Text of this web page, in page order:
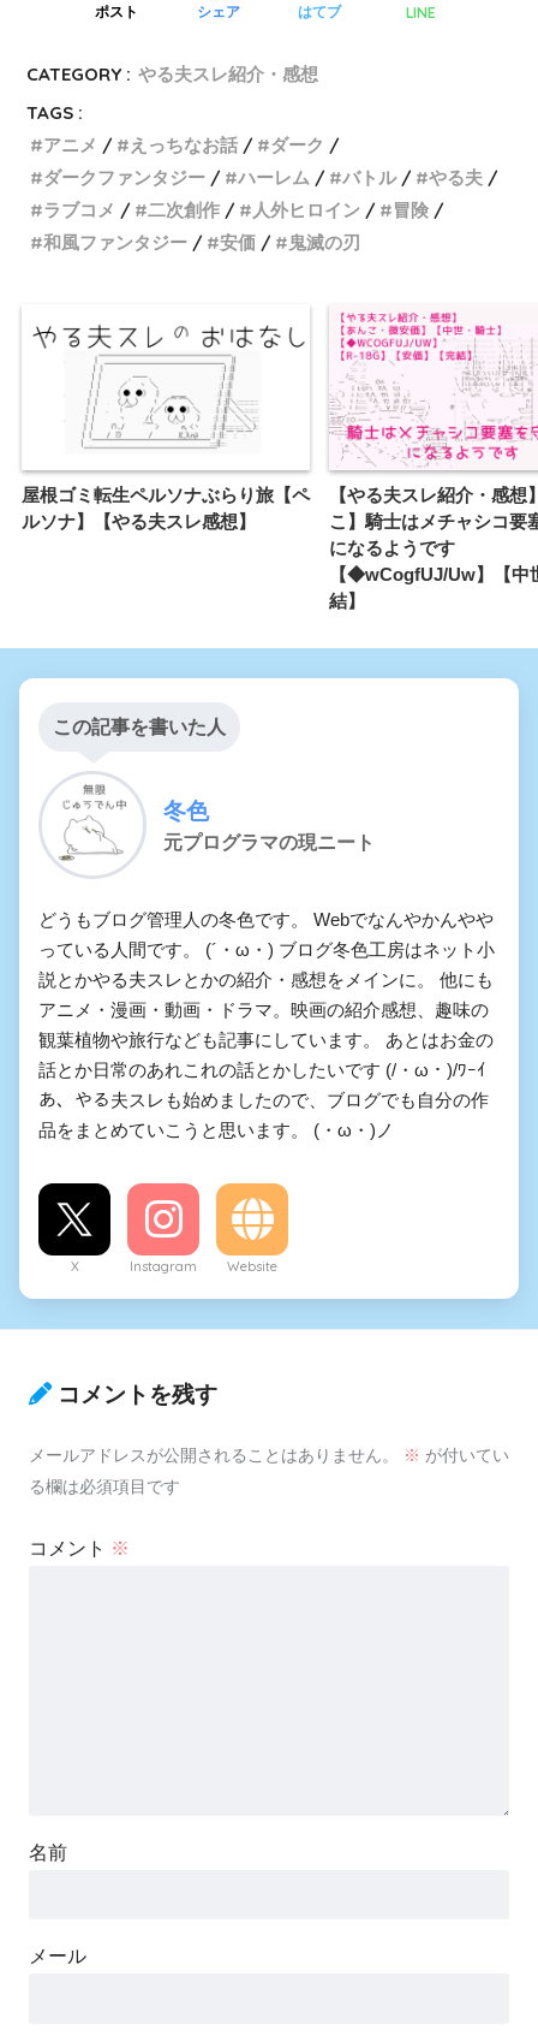
ポスト シェア はてブ LINE
CATEGORY : やる夫スレ紹介・感想
TAGS :
アニメ
えっちなお話
ダーク
ダークファンタジー
ハーレム バトル
やる夫
ラブコメ
二次創作 人外ヒロイン
冒険
和風ファンタジー
安価 鬼滅の刃
屋根ゴミ転生ペルソナぶらり旅【ペ
ルソナ】【やる夫スレ感想】
【やる夫スレ紹介・感想
こ】騎士はメチャシコ要
になるようです
【◆wCogfUJ/Uw】【中
結】
この記事を書いた人
冬色
元プログラマの現ニート
どうもブログ管理人の冬色です。 Webでなんやかんやや
っている人間です。 (´・ω・) ブログ冬色工房はネット小
説とかやる夫スレとかの紹介・感想をメインに。 他にも
アニメ・漫画・動画・ドラマ。映画の紹介感想、趣味の
観葉植物や旅行なども記事にしています。 あとはお金の
話とか日常のあれこれの話とかしたいです (/・ω・)/ﾜｰｲ
あ、やる夫スレも始めましたので、ブログでも自分の作
品をまとめていこうと思います。 (・ω・)ノ
X Instagram Website
コメントを残す
メールアドレスが公開されることはありません。 ※ が付いてい
る欄は必須項目です
コメント ※
名前
メール